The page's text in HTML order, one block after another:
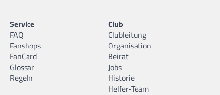
Service
FAQ
Fanshops
FanCard
Glossar
Regeln
Club
Clubleitung
Organisation
Beirat
Jobs
Historie
Helfer-Team